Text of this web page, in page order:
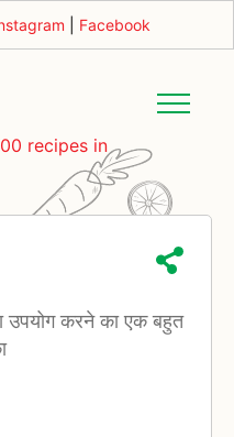
Facebook
recipes in
उपयोग करने का एक बहुत